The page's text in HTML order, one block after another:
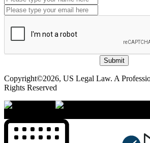
Submit
Copyright©2026, US Legal Law. A
Rights Reserved